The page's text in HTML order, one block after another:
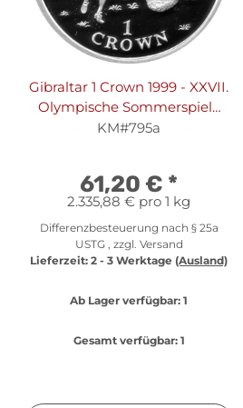
Gibraltar 1 Crown 1999 - XXVII.
Olympische Sommerspiele
2000 in Sydney "Aborigine-
KM#795a
61,20 € *
2.335,88 € pro 1 kg
Differenzbesteuerung nach § 25a
USTG , zzgl. Versand
Lieferzeit: 2 - 3 Werktage (Ausland)
Ab Lager verfügbar: 1
Gesamt verfügbar:1